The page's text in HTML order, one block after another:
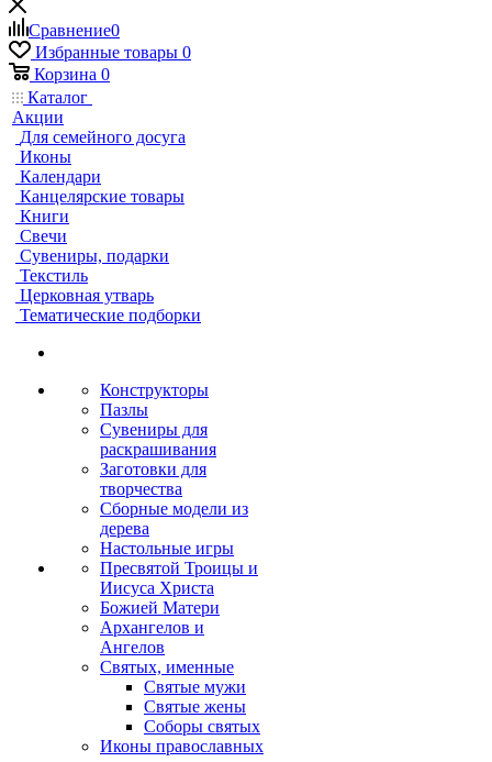
Сравнение0
Избранные товары 0
Корзина 0
Каталог
Акции
Для семейного досуга
Иконы
Календари
Канцелярские товары
Книги
Свечи
Сувениры, подарки
Текстиль
Церковная утварь
Тематические подборки
Конструкторы
Пазлы
Сувениры для
раскрашивания
Заготовки для
творчества
Сборные модели из
дерева
Настольные игры
Пресвятой Троицы и
Иисуса Христа
Божией Матери
Архангелов и
Ангелов
Святых, именные
Святые мужи
Святые жены
Соборы святых
Иконы православных